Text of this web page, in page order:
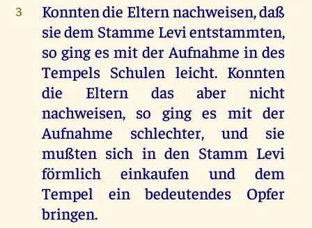
3
Konnten die Eltern nachweisen, daß
sie dem Stamme Levi entstammten,
so ging es mit der Aufnahme in des
Tempels Schulen leicht. Konnten
die Eltern das aber nicht
nachweisen, so ging es mit der
Aufnahme schlechter, und sie
mußten sich in den Stamm Levi
förmlich einkaufen und dem
Tempel ein bedeutendes Opfer
bringen.